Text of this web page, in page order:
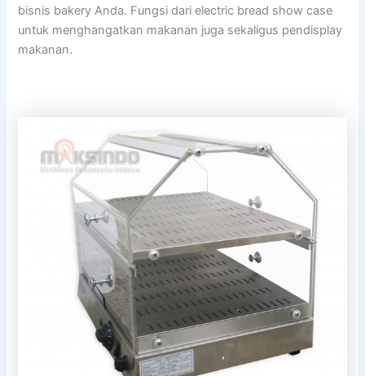
bisnis bakery Anda. Fungsi dari electric bread show case
untuk menghangatkan makanan juga sekaligus pendisplay
makanan.